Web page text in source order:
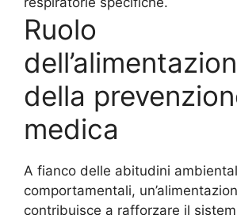
Ruolo
della
medica
A fianco delle abitudini
comportamentali,
contribuisce a rafforzare il